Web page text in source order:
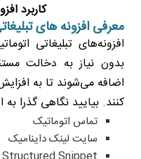
کاربرد
معرفی افزونه های
افزونه‌های تبلیغاتی
بدون نیاز به دخالت
اضافه می‌شوند تا به
کنند. بیایید نگاهی گذرا به
تماس اتوماتیک
سایت لینک داینامیک